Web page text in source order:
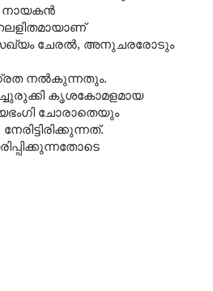
നായകന്‍
സഖ്യം ചേരല്‍, അനുചരരോടും
നല്‍കുന്നതും.
കൃശകോമളമായ
ചോരാതെയും